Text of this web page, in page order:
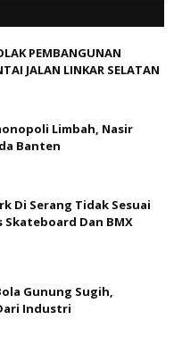
PEMBANGUNAN
JALAN LINKAR SELATAN
Limbah, Nasir
Banten
Di Serang Tidak Sesuai
Dan BMX
Gunung Sugih,
Industri